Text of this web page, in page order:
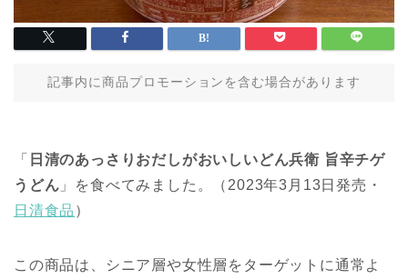
記事内に商品プロモーションを含む場合があります
「
日清のあっさりおだしがおいしいどん兵衛 旨辛チゲ
うどん 」を食べてみました。（2023年3月13日発売・
日清食品 ）
この商品は、シニア層や女性層をターゲットに通常よ